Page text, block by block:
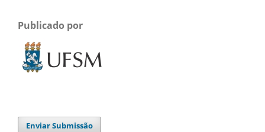
Publicado por
Enviar Submissão